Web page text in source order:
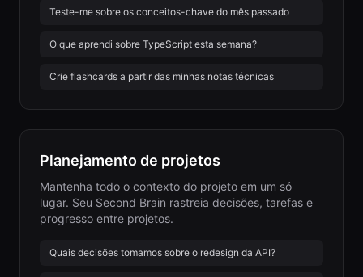
Teste-me sobre os conceitos-chave do mês passado
O que aprendi sobre TypeScript esta semana?
Crie flashcards a partir das minhas notas técnicas
Planejamento de projetos
Mantenha todo o contexto do projeto em um só
lugar. Seu Second Brain rastreia decisões, tarefas e
progresso entre projetos.
Quais decisões tomamos sobre o redesign da API?